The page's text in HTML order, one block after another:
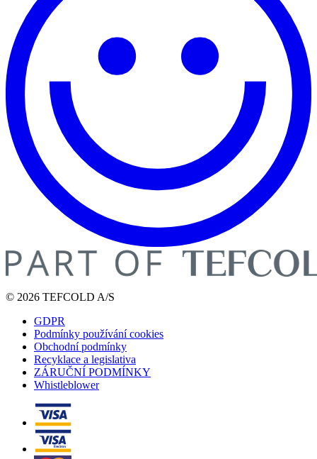
© 2026 TEFCOLD A/S
GDPR
Podmínky používání cookies
Obchodní podmínky
Recyklace a legislativa
ZÁRUČNÍ PODMÍNKY
Whistleblower